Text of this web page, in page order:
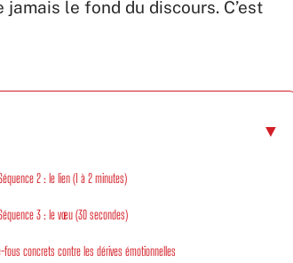
le fond du discours. C’est
2 : le lien (1 à 2 minutes)
3 : le vœu (30 secondes)
fous concrets contre les dérives émotionnelles